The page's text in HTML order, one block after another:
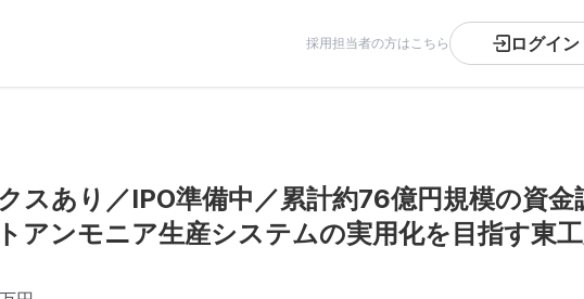
採用担当者の方はこちら ログイン
スあり／IPO準備中／累計約76億円規模の資金
アンモニア生産システムの実用化を目指す東